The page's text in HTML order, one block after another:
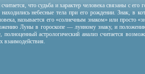
что судьба и характер человека связаны с
находились небесные тела при его рождении. Знак, в
называется его «солнечным знаком» или просто
Луны в гороскопе — лунному знаку, и
полноценный астрологический анализ считается
взаимодействия.